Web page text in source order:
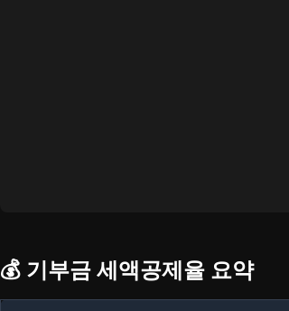
💰 기부금 세액공제율 요약